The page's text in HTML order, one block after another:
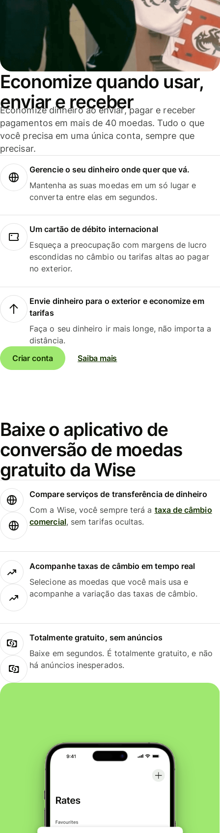
Economize quando usar,
enviar e receber
Economize dinheiro ao enviar, pagar e receber
pagamentos em mais de 40 moedas. Tudo o que
você precisa em uma única conta, sempre que
precisar.
Gerencie o seu dinheiro onde quer que vá.
Mantenha as suas moedas em um só lugar e
converta entre elas em segundos.
Um cartão de débito internacional
Esqueça a preocupação com margens de lucro
escondidas no câmbio ou tarifas altas ao pagar
no exterior.
Envie dinheiro para o exterior e economize em
tarifas
Faça o seu dinheiro ir mais longe, não importa a
distância.
Criar conta
Saiba mais
Baixe o aplicativo de
conversão de moedas
gratuito da Wise
Compare serviços de transferência de dinheiro
Com a Wise, você sempre terá a taxa de câmbio
comercial, sem tarifas ocultas.
Acompanhe taxas de câmbio em tempo real
Selecione as moedas que você mais usa e
acompanhe a variação das taxas de câmbio.
Totalmente gratuito, sem anúncios
Baixe em segundos. É totalmente gratuito, e não
há anúncios inesperados.